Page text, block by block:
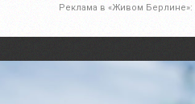
Реклама в «Живом Берлине»: